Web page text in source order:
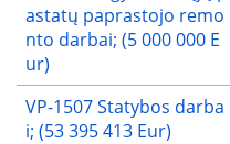
astatų paprastojo remo
nto darbai; (5 000 000 E
ur)
VP-1507 Statybos darba
i; (53 395 413 Eur)